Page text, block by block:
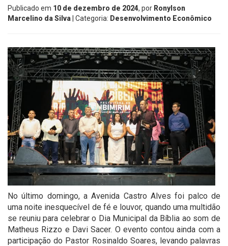
Publicado em 10 de dezembro de 2024, por Ronylson
Marcelino da Silva | Categoria: Desenvolvimento Econômico
No último domingo, a Avenida Castro Alves foi palco de
uma noite inesquecível de fé e louvor, quando uma multidão
se reuniu para celebrar o Dia Municipal da Bíblia ao som de
Matheus Rizzo e Davi Sacer. O evento contou ainda com a
participação do Pastor Rosinaldo Soares, levando palavras